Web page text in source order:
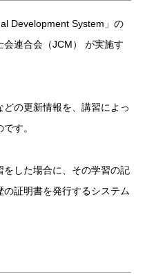
Development System」の
連合会（JCM） が実施す
の更新情報を、講習によっ
す。
した場合に、その学習の記
証明書を発行するシステム